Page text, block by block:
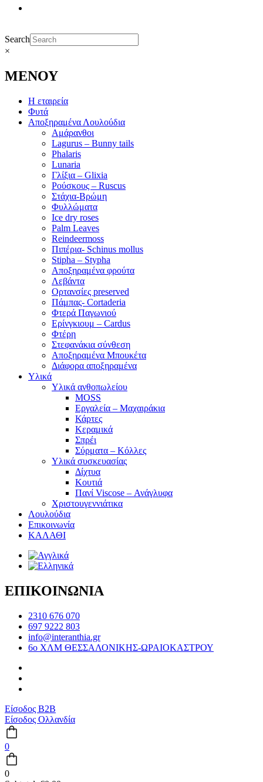
Search
×
ΜΕΝΟΥ
Η εταιρεία
Φυτά
Αποξηραμένα Λουλούδια
Αμάρανθοι
Lagurus – Bunny tails
Phalaris
Lunaria
Γλίξια – Glixia
Ρούσκους – Ruscus
Στάχια-Βρώμη
Φυλλώματα
Ice dry roses
Palm Leaves
Reindeermoss
Πιπέρια- Schinus mollus
Stipha – Stypha
Αποξηραμένα φρούτα
Λεβάντα
Ορτανσίες preserved
Πάμπας- Cortaderia
Φτερά Παγωνιού
Ερίνγκιουμ – Cardus
Φτέρη
Στεφανάκια σύνθεση
Αποξηραμένα Μπουκέτα
Διάφορα αποξηραμένα
Υλικά
Υλικά ανθοπωλείου
MOSS
Εργαλεία – Μαχαιράκια
Κάρτες
Κεραμικά
Σπρέι
Σύρματα – Κόλλες
Υλικά συσκευασίας
Δίχτυα
Κουτιά
Πανί Viscose – Ανάγλυφα
Χριστουγεννιάτικα
Λουλούδια
Επικοινωνία
ΚΑΛΑΘΙ
ΕΠΙΚΟΙΝΩΝΙΑ
2310 676 070
697 9222 803
info@interanthia.gr
6ο ΧΛΜ ΘΕΣΣΑΛΟΝΙΚΗΣ-ΩΡΑΙΟΚΑΣΤΡΟΥ
Είσοδος B2B
Είσοδος Ολλανδία
0
0